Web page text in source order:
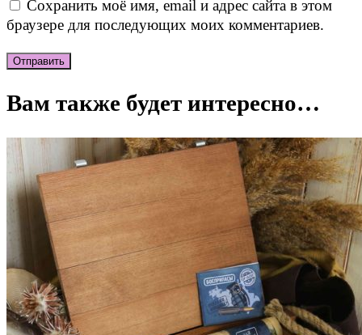
Сохранить моё имя, email и адрес сайта в этом
браузере для последующих моих комментариев.
Вам также будет интересно…